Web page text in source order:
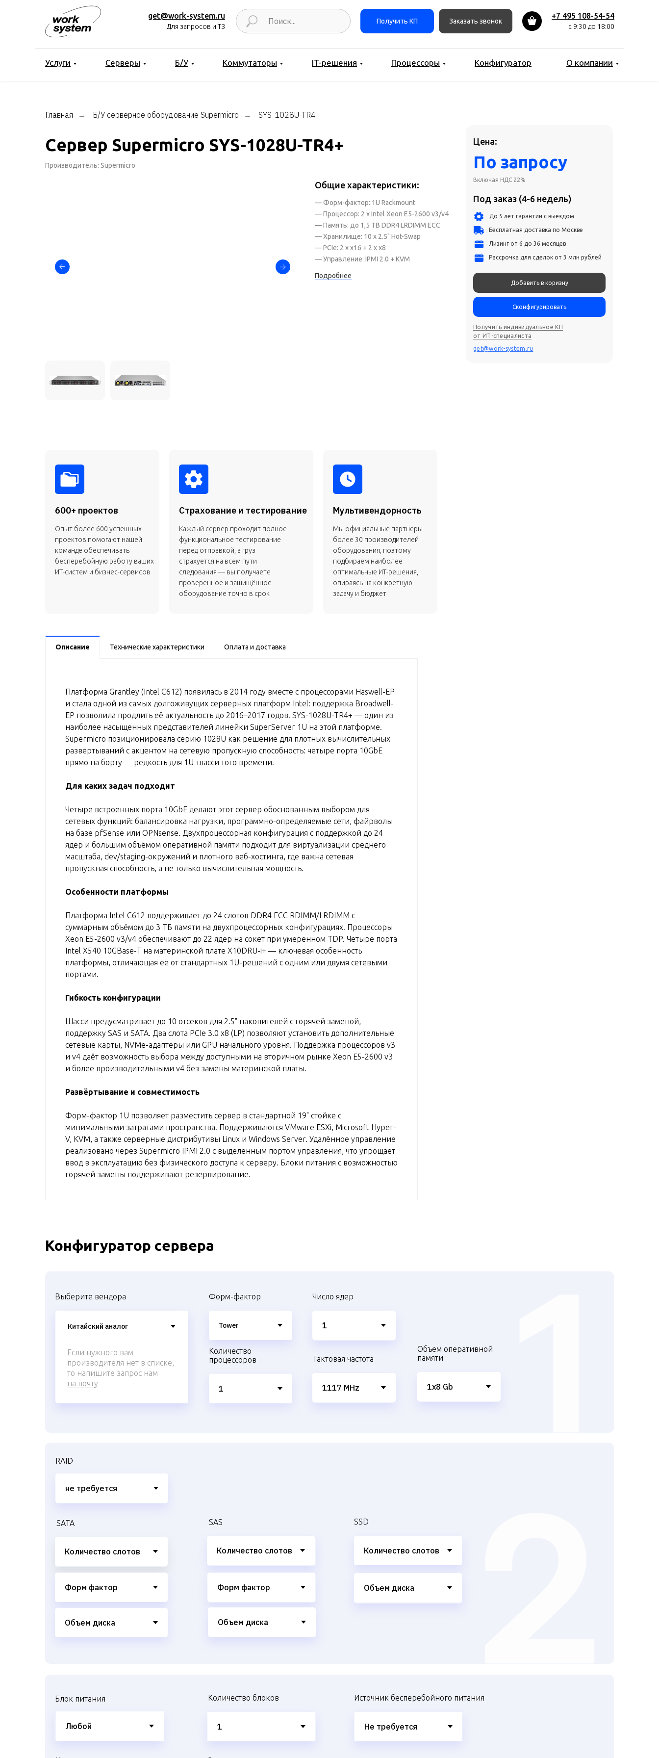
get@work-system.ru
Для запросов и ТЗ
+7 495 108-54-54
с 9:30 до 18:00
Заказать звонок
Получить КП
Услуги Серверы Б/У Коммутаторы IT-решения Процессоры Конфигуратор О компании
Главная → Б/У серверное оборудование Supermicro → SYS-1028U-TR4+
Сервер Supermicro SYS-1028U-TR4+
Производитель: Supermicro
Цена:
Под заказ (4-6 недель)
По запросу
Включая НДС 22%
До 5 лет гарантии с выездом
Получить индивидуальное КП
от ИТ-специалиста
get@work-system.ru
Бесплатная доставка по Москве
Лизинг от 6 до 36 месяцев
Рассрочка для сделок от 3 млн рублей
Добавить в коризну
Сконфигурировать
— Форм-фактор: 1U Rackmount
— Процессор: 2 x Intel Xeon E5-2600 v3/v4
— Память: до 1,5 TB DDR4 LRDIMM ECC
— Хранилище: 10 x 2.5" Hot-Swap
— PCIe: 2 x x16 + 2 x x8
— Управление: IPMI 2.0 + KVM
Подробнее
Общие характеристики:
get@work-system.ru
Бесплатная доставка по Москве
Лизинг от 6 до 36 месяцев
600+ проектов
Опыт более 600 успешных
проектов помогают нашей
команде обеспечивать
бесперебойную работу ваших
ИТ-систем и бизнес-сервисов
Страхование и тестирование
Каждый сервер проходит полное
функциональное тестирование
перед отправкой, а груз
страхуется на всём пути
следования — вы получаете
проверенное и защищённое
оборудование точно в срок
Мультивендорность
Мы официальные партнеры
более 30 производителей
оборудования, поэтому
подбираем наиболее
оптимальные ИТ-решения,
опираясь на конкретную
задачу и бюджет
Описание Технические характеристики Оплата и доставка
Платформа Grantley (Intel C612) появилась в 2014 году вместе с процессорами Haswell-EP
и стала одной из самых долгоживущих серверных платформ Intel: поддержка Broadwell-
EP позволила продлить её актуальность до 2016–2017 годов. SYS-1028U-TR4+ — один из
наиболее насыщенных представителей линейки SuperServer 1U на этой платформе.
Supermicro позиционировала серию 1028U как решение для плотных вычислительных
развёртываний с акцентом на сетевую пропускную способность: четыре порта 10GbE
прямо на борту — редкость для 1U-шасси того времени.
Для каких задач подходит
Четыре встроенных порта 10GbE делают этот сервер обоснованным выбором для
сетевых функций: балансировка нагрузки, программно-определяемые сети, файрволы
на базе pfSense или OPNsense. Двухпроцессорная конфигурация с поддержкой до 24
ядер и большим объёмом оперативной памяти подходит для виртуализации среднего
масштаба, dev/staging-окружений и плотного веб-хостинга, где важна сетевая
пропускная способность, а не только вычислительная мощность.
Особенности платформы
Платформа Intel C612 поддерживает до 24 слотов DDR4 ECC RDIMM/LRDIMM с
суммарным объёмом до 3 ТБ памяти на двухпроцессорных конфигурациях. Процессоры
Xeon E5-2600 v3/v4 обеспечивают до 22 ядер на сокет при умеренном TDP. Четыре порта
Intel X540 10GBase-T на материнской плате X10DRU-i+ — ключевая особенность
платформы, отличающая её от стандартных 1U-решений с одним или двумя сетевыми
портами.
Гибкость конфигурации
Шасси предусматривает до 10 отсеков для 2.5" накопителей с горячей заменой,
поддержку SAS и SATA. Два слота PCIe 3.0 x8 (LP) позволяют установить дополнительные
сетевые карты, NVMe-адаптеры или GPU начального уровня. Поддержка процессоров v3
и v4 даёт возможность выбора между доступными на вторичном рынке Xeon E5-2600 v3
и более производительными v4 без замены материнской платы.
Развёртывание и совместимость
Форм-фактор 1U позволяет разместить сервер в стандартной 19" стойке с
минимальными затратами пространства. Поддерживаются VMware ESXi, Microsoft Hyper-
V, KVM, а также серверные дистрибутивы Linux и Windows Server. Удалённое управление
реализовано через Supermicro IPMI 2.0 с выделенным портом управления, что упрощает
ввод в эксплуатацию без физического доступа к серверу. Блоки питания с возможностью
горячей замены поддерживают резервирование.
Форм-фактор
Количество
процессоров
Число ядер
Тактовая частота
Объем оперативной
памяти
SATA SAS SSD
Выберите вендора
RAID
Если нужного вам
производителя нет в списке,
то напишите запрос нам
на почту
Блок питания Количество блоков Источник бесперебойного питания
Конфигуратор сервера